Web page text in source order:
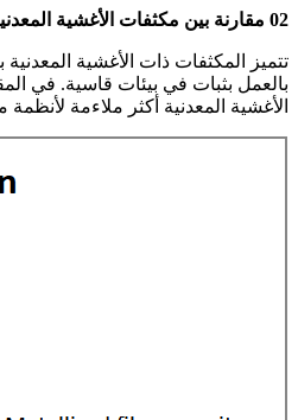
02 مقارنة بين مكثفات الأغشية المعدنية ومكثفات الألومنيوم الإلكتروليتية
تتميز المكثفات ذات الأغشية
بالعمل بثبات في بيئات قاسية. في
الأغشية المعدنية أكثر ملاءمة لأنظمة